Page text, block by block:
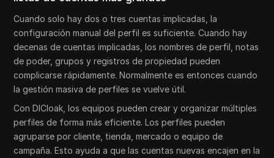
Cuando solo hay dos o tres cuentas implicadas, la
configuración manual del perfil es suficiente. Cuando hay
decenas de cuentas implicadas, los nombres de perfil, notas
de poder, grupos y registros de propiedad pueden
complicarse rápidamente. Normalmente es entonces cuando
la gestión masiva de perfiles se vuelve útil.
Con DICloak, los equipos pueden crear y organizar múltiples
perfiles de forma más eficiente. Los perfiles pueden
agruparse por cliente, tienda, mercado o equipo de
campaña. Esto ayuda a que las cuentas nuevas encajen en la